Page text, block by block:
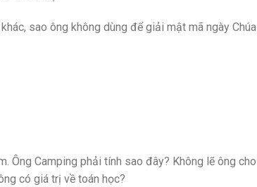
sao ông không dùng để giải mật mã ngày Chúa
Ông Camping phải tính sao đây? Không lẽ ông cho
có giá trị về toán học?